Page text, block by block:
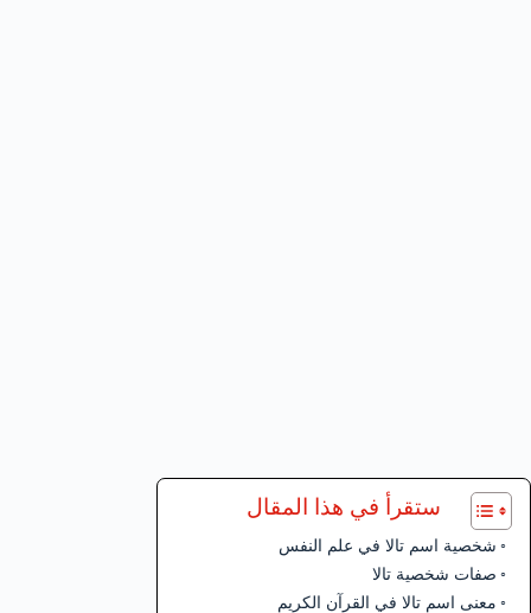
ستقرأ في هذا المقال
شخصية اسم تالا في علم النفس
صفات شخصية تالا
معنى اسم تالا في القرآن الكريم